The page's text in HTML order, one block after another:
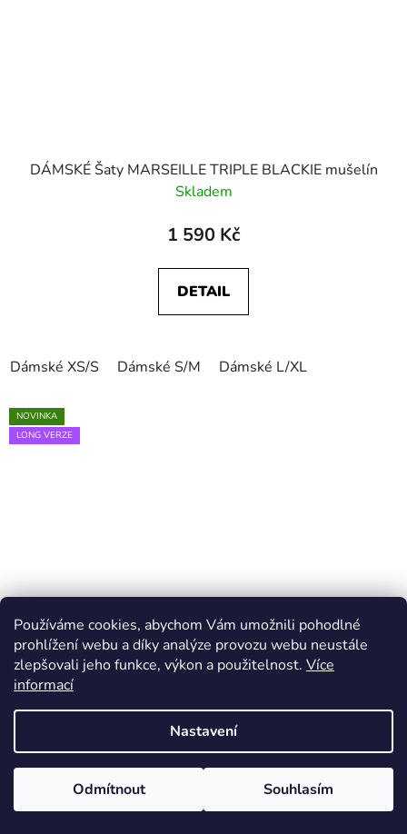
Používáme cookies, abychom Vám umožnili pohodlné
prohlížení webu a díky analýze provozu webu neustále
zlepšovali jeho funkce, výkon a použitelnost. Více
informací
Nastavení
Odmítnout Souhlasím
DÁMSKÉ Šaty MARSEILLE TRIPLE BLACKIE mušelín
Skladem
1 590 Kč
DETAIL
Dámské XS/S Dámské S/M Dámské L/XL
NOVINKA
LONG VERZE